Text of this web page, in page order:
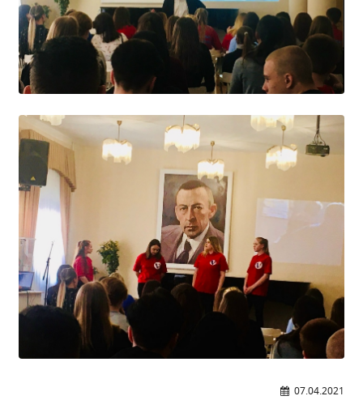
УЧЕБНАЯ РАБОТА
Расписание занятий
Заочное отделение
ВОСПИТАТЕЛЬНАЯ РАБОТА
Безопасность на железной дороге
ГТО
Дополнительное образование
Информационная безопасность
Информация для детей-сирот
Памятные даты военной истории
Пожарная безопасность
Программа воспитания
Противодействие терроризму
07.04.2021